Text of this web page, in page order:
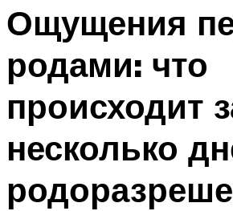
Ощущения
родами: что
происходит
несколько